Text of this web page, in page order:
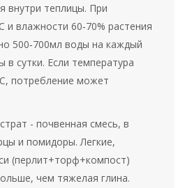
внутри теплицы. При
и влажности 60‑70% растения
500‑700мл воды на каждый
в сутки. Если температура
потребление может
-почвенная смесь, в
и помидоры. Легкие,
(перлит+торф+компост)
чем тяжелая глина.